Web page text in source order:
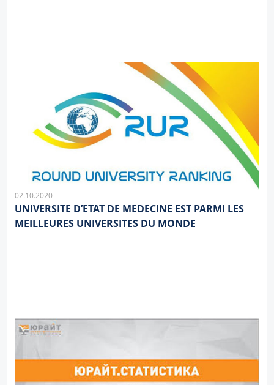
02.10.2020
UNIVERSITE D’ETAT DE MEDECINE EST PARMI LES
MEILLEURES UNIVERSITES DU MONDE